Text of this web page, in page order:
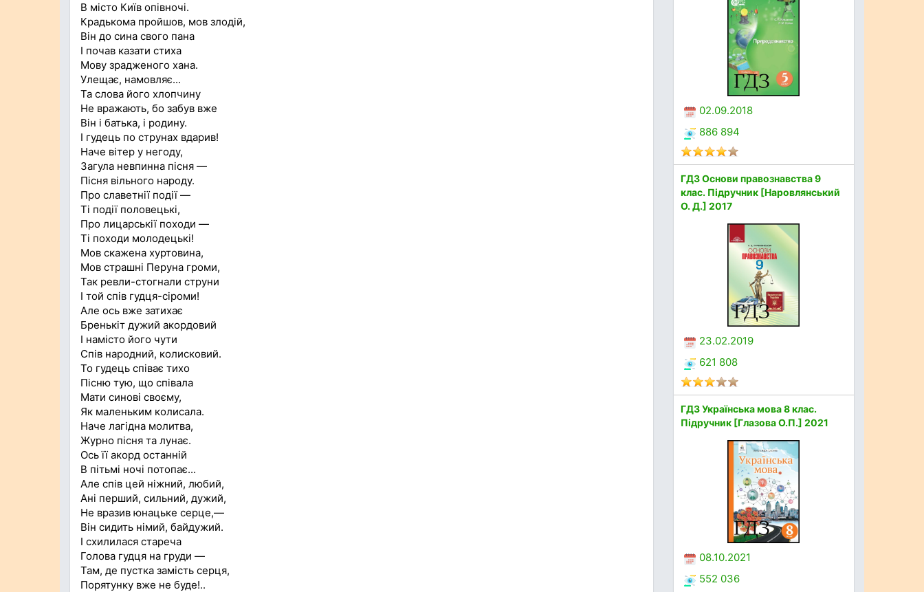
В місто Київ опівночі.
Крадькома пройшов, мов злодій,
Він до сина свого пана
І почав казати стиха
Мову зрадженого хана.
Улещає, намовляє...
Та слова його хлопчину
Не вражають, бо забув вже
Він і батька, і родину.
І гудець по струнах вдарив!
Наче вітер у негоду,
Загула невпинна пісня —
Пісня вільного народу.
Про славетнії події —
Ті події половецькі,
Про лицарськії походи —
Ті походи молодецькі!
Мов скажена хуртовина,
Мов страшні Перуна громи,
Так ревли-стогнали струни
І той спів гудця-сіроми!
Але ось вже затихає
Бренькіт дужий акордовий
І намісто його чути
Спів народний, колисковий.
То гудець співає тихо
Пісню тую, що співала
Мати синові своєму,
Як маленьким колисала.
Наче лагідна молитва,
Журно пісня та лунає.
Ось її акорд останній
В пітьмі ночі потопає...
Але спів цей ніжний, любий,
Ані перший, сильний, дужий,
Не вразив юнацьке серце,—
Він сидить німий, байдужий.
І схилилася стареча
Голова гудця на груди —
Там, де пустка замість серця,
Порятунку вже не буде!..
02.09.2018
886 894
ГДЗ Основи правознавства 9
клас. Підручник [Наровлянський
О. Д.] 2017
23.02.2019
621 808
ГДЗ Українська мова 8 клас.
Підручник [Глазова О.П.] 2021
08.10.2021
552 036